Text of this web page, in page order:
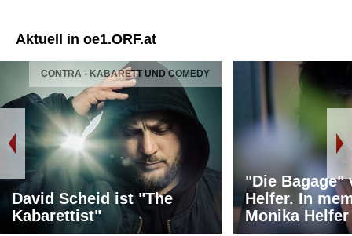
Aktuell in oe1.ORF.at
CONTRA - KABARETT UND COMEDY
David Scheid ist "The
Kabarettist"
"Die Bagage"
Helfer. In
Monika Helfer